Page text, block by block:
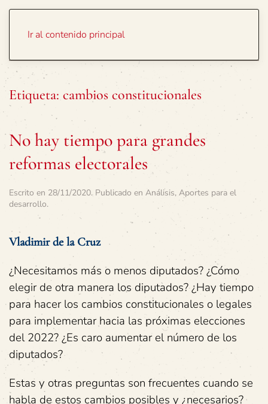
Ir al contenido principal
Etiqueta: cambios constitucionales
No hay tiempo para grandes
reformas electorales
Escrito en 28/11/2020. Publicado en Análisis, Aportes para el
desarrollo.
Vladimir de la Cruz
¿Necesitamos más o menos diputados? ¿Cómo
elegir de otra manera los diputados? ¿Hay tiempo
para hacer los cambios constitucionales o legales
para implementar hacia las próximas elecciones
del 2022? ¿Es caro aumentar el número de los
diputados?
Estas y otras preguntas son frecuentes cuando se
habla de estos cambios posibles y ¿necesarios?